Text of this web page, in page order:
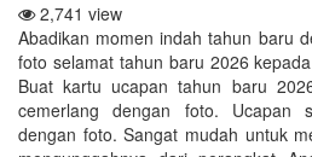
2,741 view
Abadikan momen indah tahun baru
foto selamat tahun baru 2026
Buat kartu ucapan tahun baru
cemerlang dengan foto. Ucapan
dengan foto. Sangat mudah untuk